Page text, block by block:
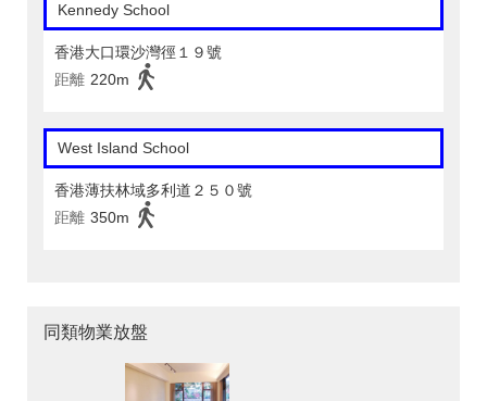
Kennedy School
香港大口環沙灣徑１９號
距離 220m
West Island School
香港薄扶林域多利道２５０號
距離 350m
同類物業放盤